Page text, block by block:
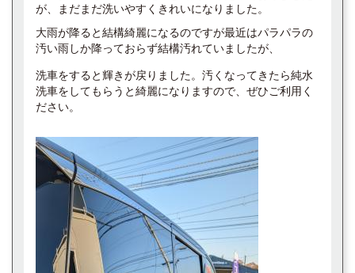
が、まだまだ洗いやすくきれいになりました。
大雨が降ると結構綺麗になるのですが最近はパラパラの
汚い雨しか降っておらず結構汚れていましたが、
洗車をすると輝きが戻りました。汚くなってきたら純水
洗車をしてもらうと綺麗になりますので、ぜひご利用く
ださい。